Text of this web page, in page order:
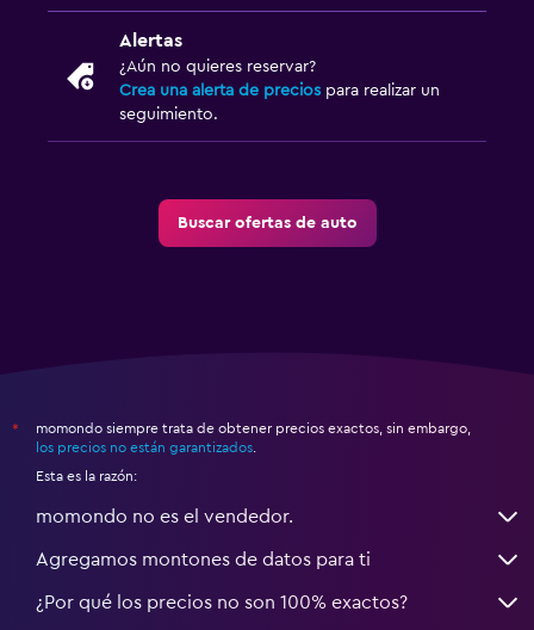
Alertas
¿Aún no quieres reservar?
Crea una alerta de precios para realizar un
seguimiento.
Buscar ofertas de auto
*
momondo siempre trata de obtener precios exactos, sin embargo,
los precios no están garantizados.
Esta es la razón:
momondo no es el vendedor.
Agregamos montones de datos para ti
¿Por qué los precios no son 100% exactos?